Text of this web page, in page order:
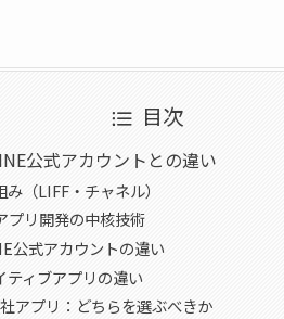
目次
公式アカウントとの違い
（LIFF・チャネル）
プリ開発の中核技術
公式アカウントの違い
ィブアプリの違い
アプリ：どちらを選ぶべきか